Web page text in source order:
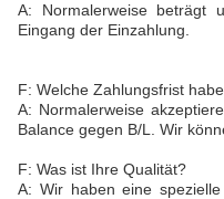
A: Normalerweise beträgt
Eingang der Einzahlung.
F: Welche Zahlungsfrist
A: Normalerweise
Balance gegen B/L. Wir
F: Was ist Ihre Qualität?
A: Wir haben eine